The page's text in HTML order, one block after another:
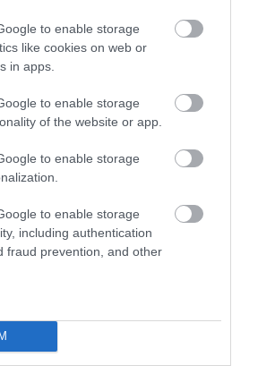
to enable storage
like cookies on web or
in apps.
to enable storage
of the website or app.
to enable storage
to enable storage
including authentication
fraud prevention, and other
TANULJ NÉMETÜL OTTHONRÓL: A
DIGITÁLIS TANULÁS ELŐNYEI
2026. augusztus 07
ÚJRAINDULNAK A KORÁBBAN
LEÁLLÍTOTT SZOLGÁLTATÁSOK AZ EGRI...
TÍZ ÉVE NEM VOLT ILYEN ALACSONY AZ
2026. augusztus 07|Mindenki ügye
MINDHÁROM ÜTEMBEN DOLGOZNAK A 25-
HALMENTÉS SZARVASKŐNÉL: ŐSHONOS
ÉS VÉDETT HALAKAT MENTETT...
2026. augusztus 07|Környék ügye